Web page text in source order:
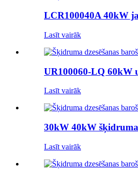
LCR100040A 40kW
Lasīt vairāk
UR100060-LQ 60kW
Lasīt vairāk
30kW 40kW šķidruma
Lasīt vairāk